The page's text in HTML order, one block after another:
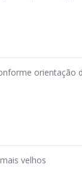
orientação
velhos